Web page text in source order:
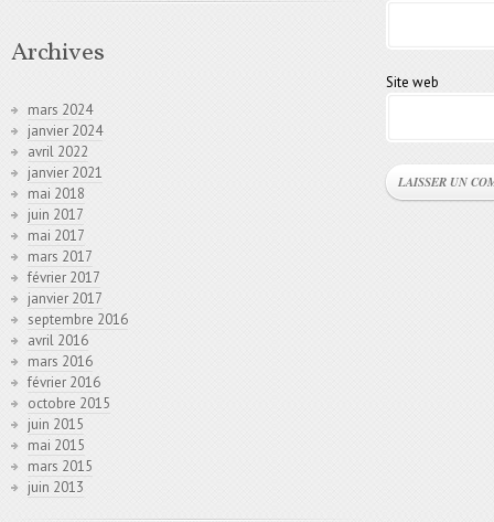
Site web
Archives
mars 2024
janvier 2024
avril 2022
janvier 2021
mai 2018
juin 2017
mai 2017
mars 2017
février 2017
janvier 2017
septembre 2016
avril 2016
mars 2016
février 2016
octobre 2015
juin 2015
mai 2015
mars 2015
juin 2013